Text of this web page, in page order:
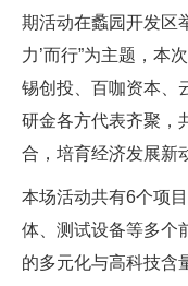
期活动在蠡园开发区
力’而行”为主题，本
锡创投、百咖资本、
研金各方代表齐聚，
合，培育经济发展新
本场活动共有6个项
体、测试设备等多个
的多元化与高科技含